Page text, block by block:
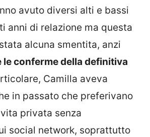
avuto diversi alti e bassi
anni di relazione ma questa
alcuna smentita, anzi
conferme della definitiva
Camilla aveva
in passato che preferivano
privata senza
social network, soprattutto